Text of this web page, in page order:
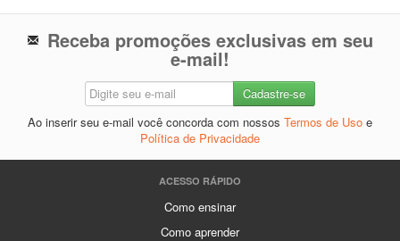
Receba promoções exclusivas em seu
e-mail!
Ao inserir seu e-mail você concorda com nossos Termos de Uso e
Política de Privacidade
ACESSO RÁPIDO
Como ensinar
Como aprender